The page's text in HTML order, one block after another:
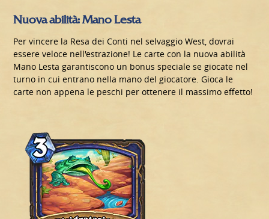
Nuova abilità: Mano Lesta
Per vincere la Resa dei Conti nel selvaggio West, dovrai
essere veloce nell'estrazione! Le carte con la nuova abilità
Mano Lesta garantiscono un bonus speciale se giocate nel
turno in cui entrano nella mano del giocatore. Gioca le
carte non appena le peschi per ottenere il massimo effetto!